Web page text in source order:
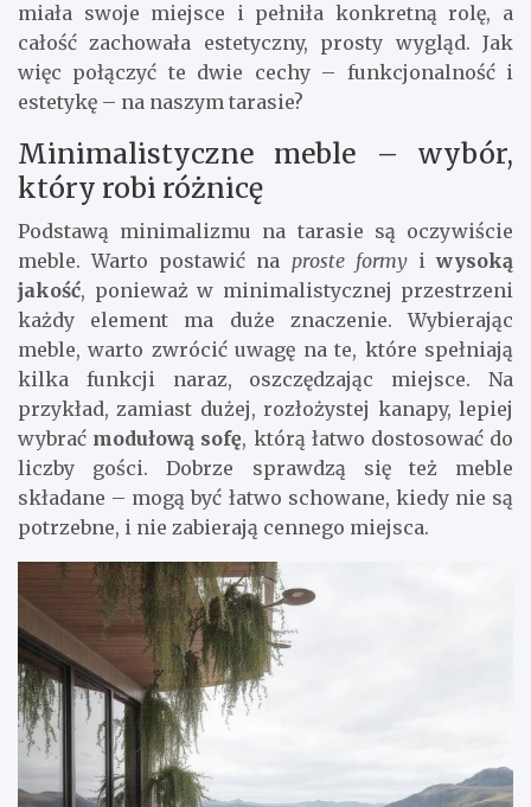
miała swoje miejsce i pełniła konkretną rolę, a
całość zachowała estetyczny, prosty wygląd. Jak
więc połączyć te dwie cechy – funkcjonalność i
estetykę – na naszym tarasie?
Minimalistyczne meble – wybór,
który robi różnicę
Podstawą minimalizmu na tarasie są oczywiście
meble. Warto postawić na proste formyiwysoką
jakość, ponieważ w minimalistycznej przestrzeni
każdy element ma duże znaczenie. Wybierając
meble, warto zwrócić uwagę na te, które spełniają
kilka funkcji naraz, oszczędzając miejsce. Na
przykład, zamiast dużej, rozłożystej kanapy, lepiej
wybrać modułową sofę, którą łatwo dostosować do
liczby gości. Dobrze sprawdzą się też meble
składane – mogą być łatwo schowane, kiedy nie są
potrzebne, i nie zabierają cennego miejsca.